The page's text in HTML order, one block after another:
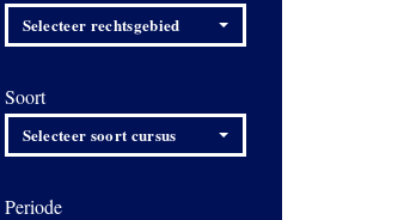
Selecteer rechtsgebied
Soort
Selecteer soort cursus
Periode